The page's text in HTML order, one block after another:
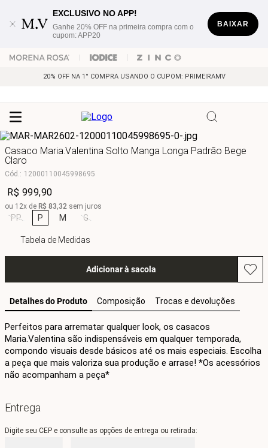
EXCLUSIVO NO APP!
Ganhe 20% OFF na primeira compra com o
cupom: APP20
BAIXAR
20% OFF NA 1° COMPRA USANDO O CUPOM: PRIMEIRAMV
Casaco Maria.Valentina Solto Manga Longa Padrão Bege
Claro
Cód.: 12000110045998695
R$ 999,90
ou 12x de R$ 83,32 sem juros
PP P M G
Tabela de Medidas
Adicionar à sacola
Detalhes do Produto Composição Trocas e devoluções
Perfeitos para arrematar qualquer look, os casacos
Maria.Valentina são indispensáveis em qualquer temporada,
compondo visuais desde básicos até os mais especiais. Escolha
a peça que mais valoriza sua produção e arrase! *Os acessórios
não acompanham a peça*
Entrega
Digite seu CEP e consulte as opções de entrega ou retirada: